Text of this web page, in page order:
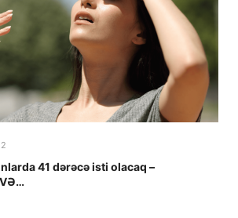
41 dərəcə isti olacaq –
VƏ…